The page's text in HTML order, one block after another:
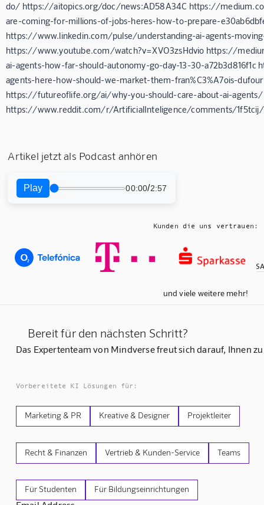
do/ https://aitopics.org/doc/news:AD58A34C https://
are-coming-for-millions-of-jobs-heres-how-to-prepare-
https://www.linkedin.com/pulse/understanding-ai-agents-
https://www.youtube.com/watch?v=XVO3zsHdvio https://
ai-agents-how-far-should-autonomy-go-day-13-30-
agents-here-how-should-we-market-them-fran%C3%A7ois-
https://futureoflife.org/ai/why-you-should-care-about-ai-agents/
https://www.reddit.com/r/ArtificialInteligence/comments/
Artikel jetzt als Podcast anhören
Play 00:00/2:57
Kunden die uns vertrauen:
und viele weitere mehr!
Bereit für den nächsten Schritt?
Das Expertenteam von Mindverse freut sich darauf, Ihnen
Vorbereitete KI Lösungen für:
Marketing & PR Kreative & Designer Projektleiter
Recht & Finanzen Vertrieb & Kunden-Service Teams
Für Studenten Für Bildungseinrichtungen